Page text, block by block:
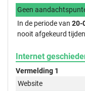
Geen
In de periode van 20-
nooit afgekeurd
Internet
Vermelding 1
Website